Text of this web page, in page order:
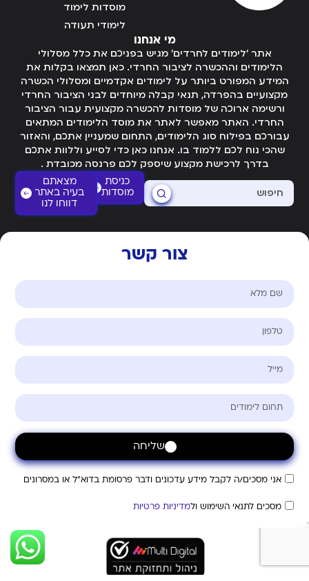
מי אנחנו
אתר 'לימודים לחרדים' מגיש בפניכם את כלל מסלולי
הלימודים וההכשרה לציבור החרדי. כאן תמצאו בקלות את
המידע המפורט ביותר על לימודים אקדמיים ומסלולי הכשרה
מקצועיים בהפרדה, תנאי קבלה מיוחדים לבני הציבור החרדי
ורשימה ארוכה של מוסדות להכשרה מקצועית עבור הציבור
החרדי. האתר מאפשר לאתר את מוסד הלימודים המתאים
עבורכם בפילוח סוג הלימודים, התחום שמעניין אתכם, והאזור
שהכי נוח לכם ללמוד בו. אנחנו כאן כדי לסייע וללוות אתכם
בדרך לרכישת מקצוע שיספק לכם פרנסה מכובדת .
מוסדות לימוד
לימודי תעודה
כניסת
מוסדות
מצאתם
בעיה באתר
דווחו לנו
צור קשר
אני מסכים/ה לקבל מידע עדכונים ודבר פרסומת בדוא"ל או במסרונים
מסכים לתנאי השימוש ולמדיניות פרטיות
שליחה